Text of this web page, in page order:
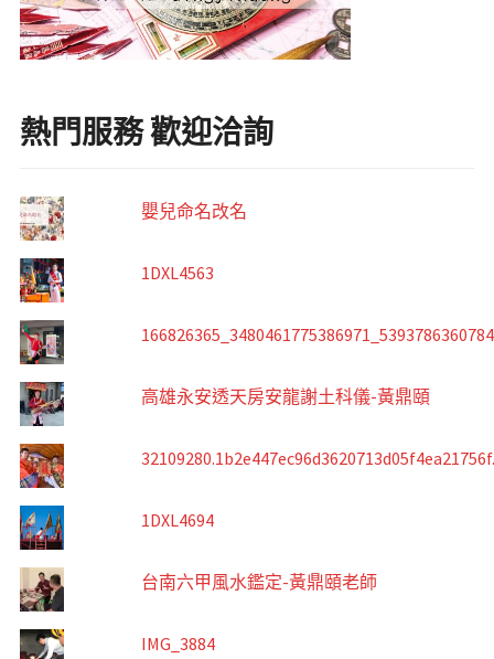
熱門服務 歡迎洽詢
嬰兒命名改名
1DXL4563
高雄永安透天房安龍謝土科儀-黃鼎頤
1DXL4694
台南六甲風水鑑定-黃鼎頤老師
IMG_3884